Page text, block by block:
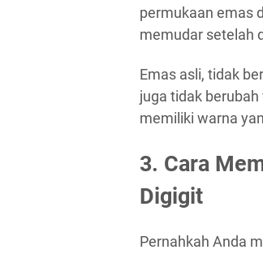
permukaan emas
memudar setelah
Emas asli, tidak
juga tidak
memiliki warna
3. Cara
Digigit
Pernahkah Anda